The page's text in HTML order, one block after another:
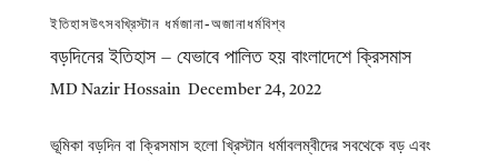
ইতিহাসউৎসবখ্রিস্টান ধর্মজানা-অজানাধর্মবিশ্ব
বড়দিনের ইতিহাস – যেভাবে পালিত হয় বাংলাদেশে ক্রিসমাস
MD Nazir Hossain December 24, 2022
ভূমিকা বড়দিন বা ক্রিসমাস হলো খ্রিস্টান ধর্মাবলম্বীদের সবথেকে বড় এবং